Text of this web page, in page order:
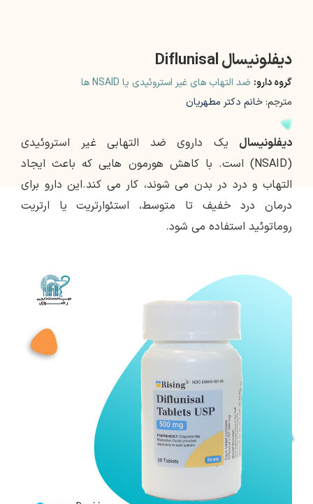
دیفلونیسال Diflunisal
گروه دارو: ضد التهاب های غیر استروئیدی یا NSAID ها
مترجم: خانم دکتر مطهریان
دیفلونیسال یک داروی ضد التهابی غیر استروئیدی
(NSAID) است. با کاهش هورمون هایی که باعث ایجاد
التهاب و درد در بدن می شوند، کار می کند.این دارو برای
درمان درد خفیف تا متوسط، استئوارتریت یا ارتریت
روماتوئید استفاده می شود.